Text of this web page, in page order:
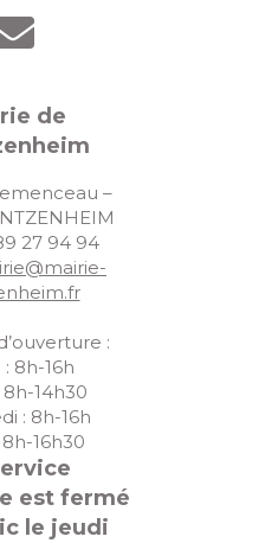
de
–
27 94 94
:
: 8h-16h
8h-14h30
: 8h-16h
16h30
est fermé
le jeudi